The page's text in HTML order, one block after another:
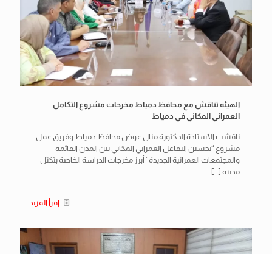
الهيئة تناقش مع محافظ دمياط مخرجات مشروع التكامل
العمراني المكاني في دمياط
ناقشت الأستاذة الدكتورة منال عوض محافظ دمياط وفريق عمل
مشروع “تحسين التفاعل العمراني المكاني بين المدن القائمة
والمجتمعات العمرانية الجديدة” أبرز مخرجات الدراسة الخاصة بتكتل
مدينة […]
إقرأ المزيد